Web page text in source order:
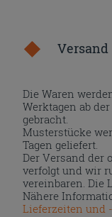
Versand
Die Waren
Werktagen ab
gebracht.
Musterstücke
Tagen geliefert.
Der Versand der
verfolgt und wir
vereinbaren. Die
Nähere
Lieferzeiten und